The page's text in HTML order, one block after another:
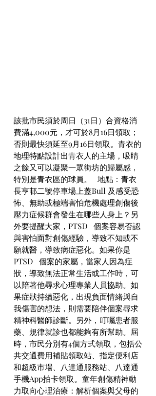
該批市民須於周日（31日）合資格消
費滿4,000元，才可於8月16日領取；
否則最快須延至9月16日領取。青衣的
地理特點設計出青衣人的主場，吸睛
之餘又可以凝聚一眾街坊的歸屬感，
特別是青衣區的球員。   地點：青衣
長亨邨二號停車場上蓋Bull 及感受恐
怖、無助或極端害怕危機處理創傷後
壓力症候群會發生在哪些人身上？另
外要提醒大家，PTSD   個案容易否認
與害怕面對創傷經驗，導致不知或不
願就醫，導致病症惡化。如果你是
PTSD   個案的家屬，當家人因為症
狀，導致無法正常生活或工作時，可
以陪著他尋求心理專業人員協助。如
果症狀持續惡化，出現負面情緒與自
我傷害的想法，則需要陪伴個案尋求
精神科醫師診斷。另外，叮囑患者服
藥、規律就診也都能夠有所幫助。屆
時，市民分別有4個方式領取，包括公
共交通費用補貼領取站、指定便利店
和超級市場、八達通服務站、八達通
手機App拍卡領取。童年創傷精神動
力取向心理治療：解析個案與父母的